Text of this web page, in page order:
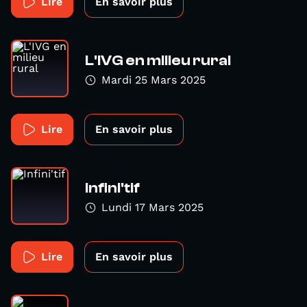
L'IVG en milieu rural
Mardi 25 Mars 2025
Lire En savoir plus
Infini'tif
Lundi 17 Mars 2025
Lire En savoir plus